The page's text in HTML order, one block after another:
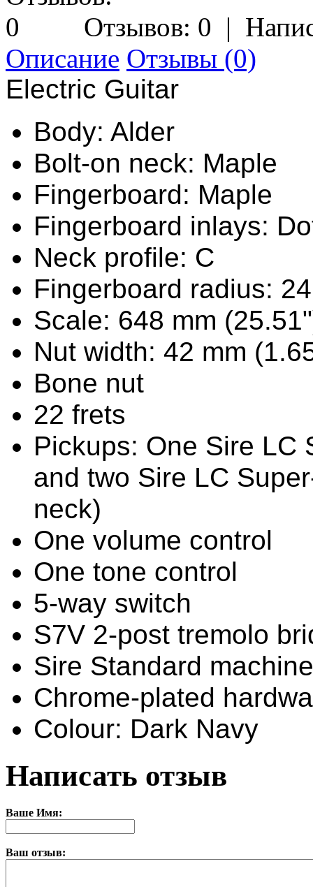
Отзывов: 0 |
Описание Отзывы (0)
Electric Guitar
Body: Alder
Bolt-on neck: Maple
Fingerboard: Maple
Fingerboard inlays:
Neck profile: C
Fingerboard radius:
Scale: 648 mm
Nut width: 42 mm
Bone nut
22 frets
Pickups: One Sire LC
and two Sire LC
neck)
One volume control
One tone control
5-way switch
S7V 2-post tremolo
Sire Standard
Chrome-plated
Colour: Dark Navy
Написать отзыв
Ваше Имя:
Ваш отзыв: